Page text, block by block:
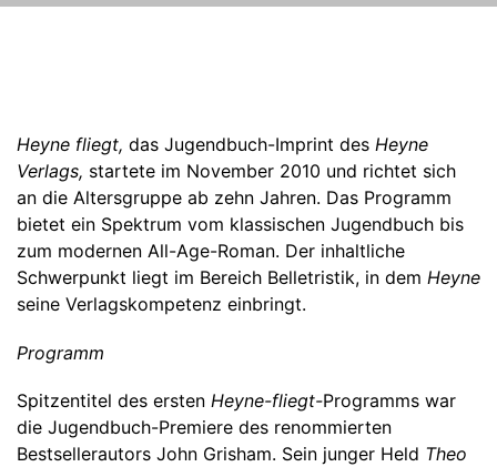
Heyne fliegt, das Jugendbuch-Imprint des Heyne
Verlags, startete im November 2010 und richtet sich
an die Altersgruppe ab zehn Jahren. Das Programm
bietet ein Spektrum vom klassischen Jugendbuch bis
zum modernen All-Age-Roman. Der inhaltliche
Schwerpunkt liegt im Bereich Belletristik, in dem Heyne
seine Verlagskompetenz einbringt.
Programm
Spitzentitel des ersten Heyne-fliegt-Programms war
die Jugendbuch-Premiere des renommierten
Bestsellerautors John Grisham. Sein junger Held Theo